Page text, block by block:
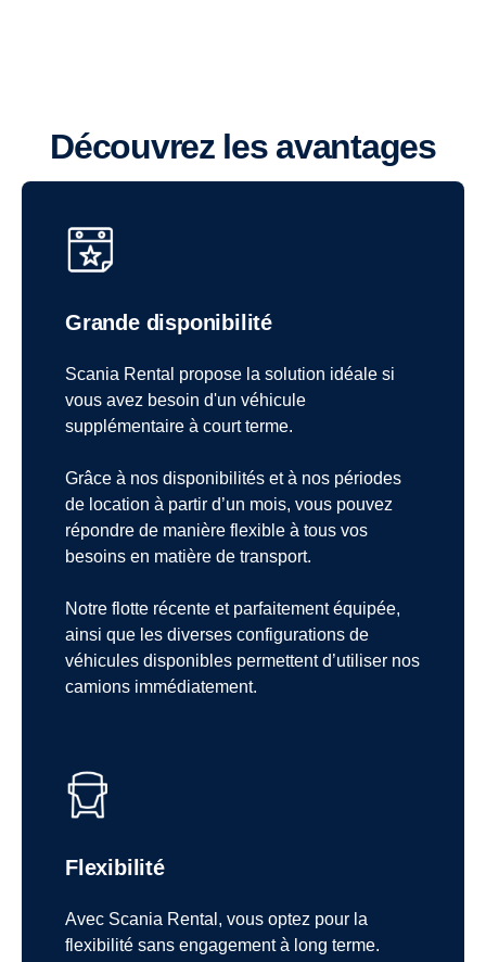
Découvrez les avantages
Grande disponibilité
Scania Rental propose la solution idéale si
vous avez besoin d'un véhicule
supplémentaire à court terme.
Grâce à nos disponibilités et à nos périodes
de location à partir d’un mois, vous pouvez
répondre de manière flexible à tous vos
besoins en matière de transport.
Notre flotte récente et parfaitement équipée,
ainsi que les diverses configurations de
véhicules disponibles permettent d’utiliser nos
camions immédiatement.
Flexibilité
Avec Scania Rental, vous optez pour la
flexibilité sans engagement à long terme.